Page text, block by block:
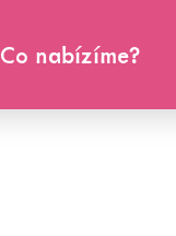
Co nabízíme?